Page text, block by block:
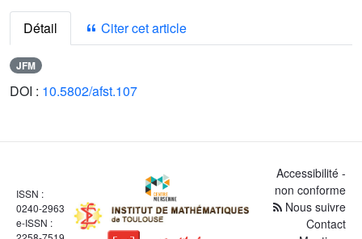
Détail Citer cet article
JFM
DOI : 10.5802/afst.107
ISSN :
0240-2963
e-ISSN :
Accessibilité -
non conforme
Nous suivre
Contact